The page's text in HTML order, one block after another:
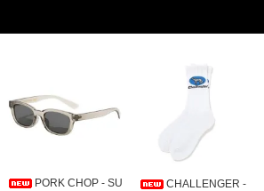
PORK CHOP - SU
CHALLENGER -